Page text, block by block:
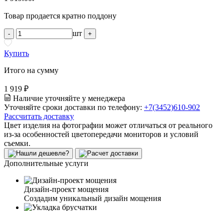
Товар продается кратно поддону
- шт +
Купить
Итого на сумму
1 919 ₽
Наличие уточняйте у менеджера
Уточняйте сроки доставки по телефону: +7(3452)610-902
Рассчитать доставку
Цвет изделия на фотографии может отличаться от реального
из-за особенностей цветопередачи мониторов и условий
съемки.
Дополнительные услуги
Дизайн-проект мощения
Создадим уникальный дизайн мощения